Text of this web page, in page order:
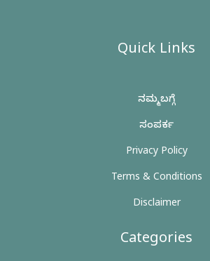
Quick Links
ನಮ್ಮ ಬಗ್ಗೆ
ಸಂಪರ್ಕ
Privacy Policy
Terms & Conditions
Disclaimer
Categories